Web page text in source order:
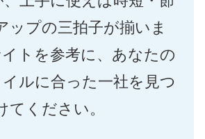
ップの三拍子が揃いま
トを参考に、あなたの
ルに合った一社を見つ
てください。